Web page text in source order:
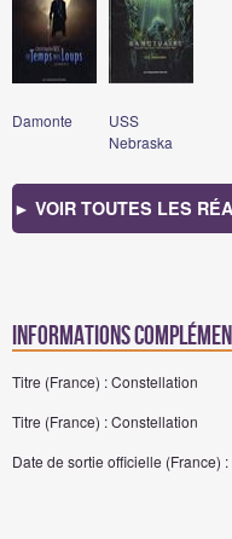
Damonte
USS
Nebraska
► VOIR TOUTES LES
Informations
Titre (France) : Constellation
Titre (France) : Constellation
Date de sortie officielle (France)